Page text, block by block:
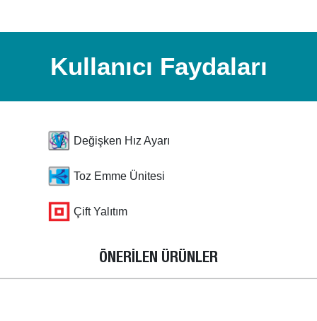
Kullanıcı Faydaları
Değişken Hız Ayarı
Toz Emme Ünitesi
Çift Yalıtım
ÖNERİLEN ÜRÜNLER